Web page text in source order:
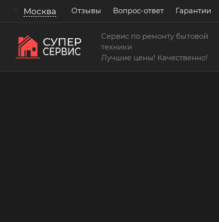
Москва Отзывы Вопрос-ответ Гарантии
Сервис по ремонту бытовой
техники
Лучшие цены! Качественно!